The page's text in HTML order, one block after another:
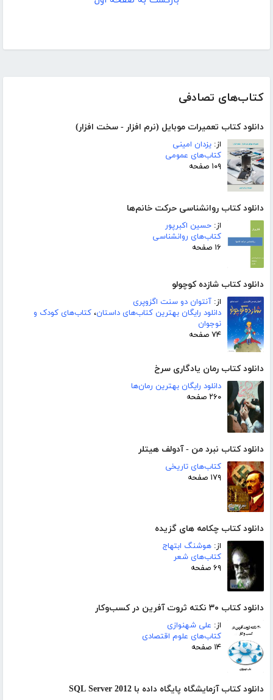
کتاب‌های تصادفی
دانلود کتاب تعمیرات موبایل (نرم افزار - سخت افزار)
از: یزدان امینی
کتاب‌های عمومی
۱۰۹ صفحه
دانلود کتاب روانشناسی حرکت خانم‌ها
از: حسین اکبرپور
کتاب‌های روانشناسی
۱۶ صفحه
دانلود کتاب شازده کوچولو
از: آنتوان دو سنت اگزوپری
دانلود رایگان بهترین کتاب‌های داستان، کتاب‌های کودک و
نوجوان
۷۴ صفحه
دانلود کتاب رمان یادگاری سرخ
دانلود رایگان بهترین رمان‌ها
۲۶۰ صفحه
دانلود کتاب نبرد من - آدولف هیتلر
کتاب‌های تاریخی
۱۷۹ صفحه
دانلود کتاب چکامه های گزیده
از: هوشنگ ابتهاج
کتاب‌های شعر
۶۹ صفحه
دانلود کتاب ۳۰ نکته ثروت آفرین در کسب‌و‌کار
از: علی شهنوازی
کتاب‌های علوم اقتصادی
۱۴ صفحه
دانلود کتاب آزمایشگاه پایگاه داده با SQL Server 2012